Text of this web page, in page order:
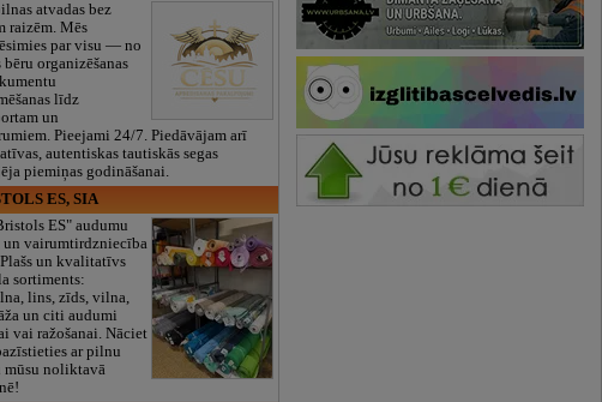
atvadas bez
raizēm. Mēs
par visu — no
organizēšanas
līdz
un
Pieejami 24/7. Piedāvājam arī
autentiskas tautiskās segas
piemiņas godināšanai.
ES, SIA
ES" audumu
un vairumtirdzniecība
un kvalitatīvs
sortiments:
lins, zīds, vilna,
un citi audumi
vai ražošanai. Nāciet
ar pilnu
mūsu noliktavā